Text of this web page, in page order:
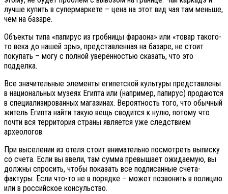
лучше купить в супермаркете – цена на этот вид чая там меньше,
чем на базаре.
Объекты типа «папирус из гробницы фараона» или «товар такого-
то века до нашей эры», представленная на базаре, не стоит
покупать – могу с полной уверенностью сказать, что это
подделка.
Все значительные элементы египетской культуры представлены
в национальных музеях Египта или (например, папирус) продаются
в специализированных магазинах. Вероятность того, что обычный
житель Египта найти такую вещь сводится к нулю, потому что
почти вся территория страны является уже следствием
археологов.
При выселении из отеля стоит внимательно посмотреть выписку
со счета. Если вы ввели, там сумма превышает ожидаемую, вы
должны спросить, чтобы показать все подписанные счета-
фактуры. Если что-то не в порядке – может позвонить в полицию
или в российское консульство.